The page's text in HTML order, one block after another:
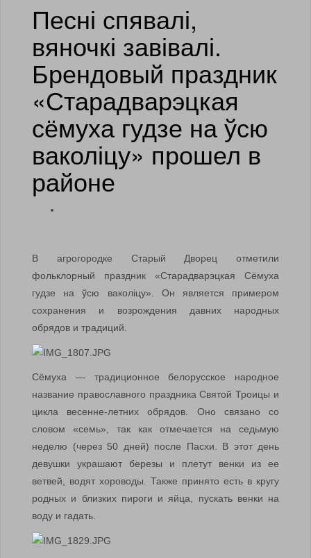
Песні спявалі,
вяночкі завівалі.
Брендовый праздник
«Старадварэцкая
сёмуха гудзе на ўсю
ваколіцу» прошел в
районе
В агрогородке Старый Дворец отметили
фольклорный праздник «Старадварэцкая Сёмуха
гудзе на ўсю ваколіцу». Он является примером
сохранения и возрождения давних народных
обрядов и традиций.
Сёмуха — традиционное белорусское народное
название православного праздника Святой Троицы и
цикла весенне-летних обрядов. Оно связано со
словом «семь», так как отмечается на седьмую
неделю (через 50 дней) после Пасхи. В этот день
девушки украшают березы и плетут венки из ее
ветвей, водят хороводы. Также принято есть в кругу
родных и близких пироги и яйца, пускать венки на
воду и гадать.